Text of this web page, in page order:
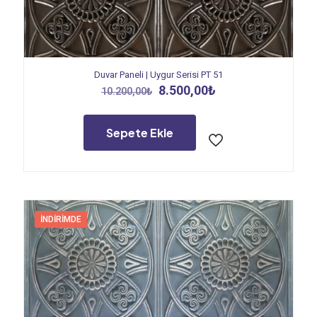
Duvar Paneli | Uygur Serisi PT 51
10.200,00₺ Orijinal
10.200,00₺.
8.500,00₺
8.500,00₺.
Sepete Ekle
İNDIRIMDE